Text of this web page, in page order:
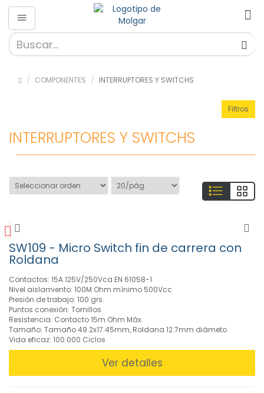
COMPONENTES INTERRUPTORES Y SWITCHS
Componentes
»
(89)
»
»
Material
»
Optoelectrónica
(5)
Relés
(82)
»
Termostatos
(4)
»
Filtros
INTERRUPTORES Y SWITCHS
SW109 - Micro Switch fin de carrera con
Roldana
Contactos: 15A 125V/250Vca EN 61058-1
Nivel aislamiento: 100M Ohm mínimo 500Vcc
Presión de trabajo: 100 grs.
Puntos conexión: Tornillos
Resistencia: Contacto 15m Ohm Máx.
Tamaño: Tamaño 49.2x17.45mm, Roldana 12.7mm diámeto
Vida eficaz: 100.000 Ciclos
Ver detalles